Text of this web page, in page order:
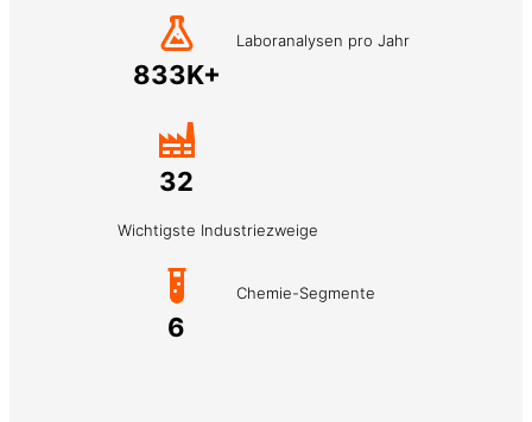
833K+
Laboranalysen pro Jahr
32
Wichtigste Industriezweige
6
Chemie-Segmente